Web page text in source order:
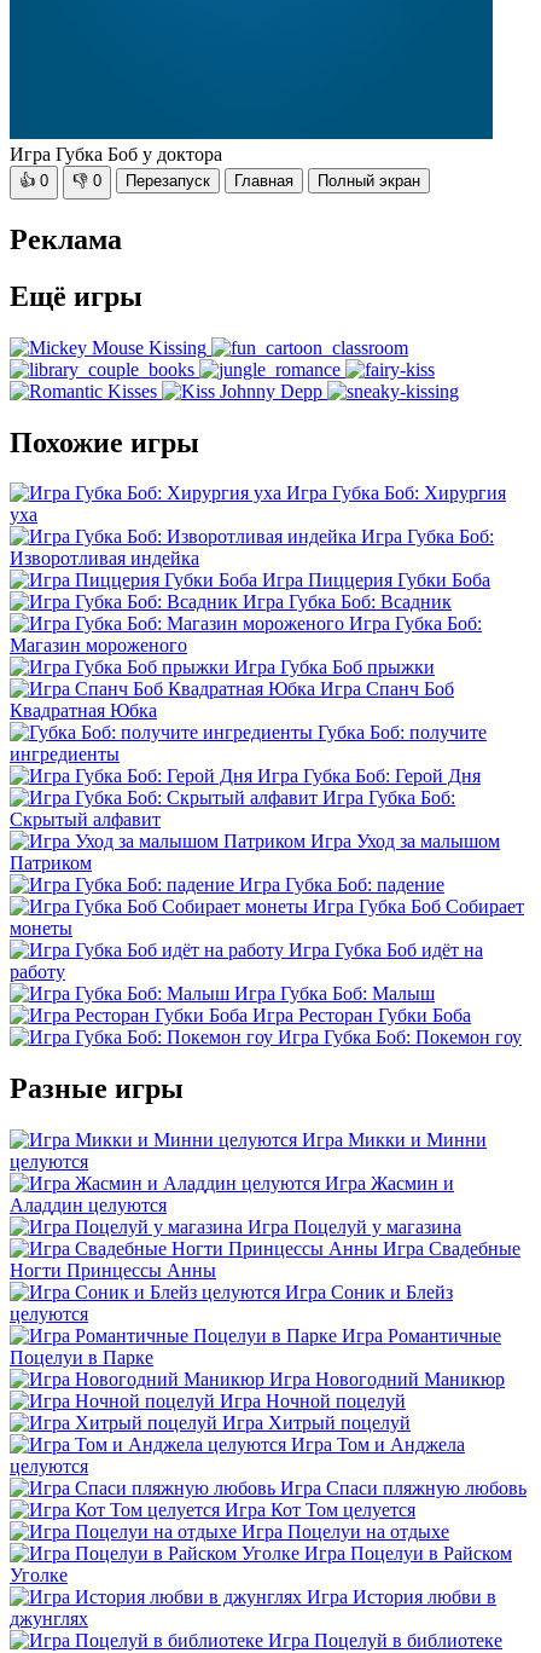
Игра Губка Боб у доктора
👍 0 👎 0 Перезапуск Главная Полный экран
Реклама
Ещё игры
Похожие игры
Игра Губка Боб: Хирургия
уха
Игра Губка Боб:
Изворотливая индейка
Игра Пиццерия Губки Боба
Игра Губка Боб: Всадник
Игра Губка Боб:
Магазин мороженого
Игра Губка Боб прыжки
Игра Спанч Боб
Квадратная Юбка
Губка Боб: получите
ингредиенты
Игра Губка Боб: Герой Дня
Игра Губка Боб:
Скрытый алфавит
Игра Уход за малышом
Патриком
Игра Губка Боб: падение
Игра Губка Боб Собирает
монеты
Игра Губка Боб идёт на
работу
Игра Губка Боб: Малыш
Игра Ресторан Губки Боба
Игра Губка Боб: Покемон гоу
Разные игры
Игра Микки и Минни
целуются
Игра Жасмин и
Аладдин целуются
Игра Поцелуй у магазина
Игра Свадебные
Ногти Принцессы Анны
Игра Соник и Блейз
целуются
Игра Романтичные
Поцелуи в Парке
Игра Новогодний Маникюр
Игра Ночной поцелуй
Игра Хитрый поцелуй
Игра Том и Анджела
целуются
Игра Спаси пляжную любовь
Игра Кот Том целуется
Игра Поцелуи на отдыхе
Игра Поцелуи в Райском
Уголке
Игра История любви в
джунглях
Игра Поцелуй в библиотеке